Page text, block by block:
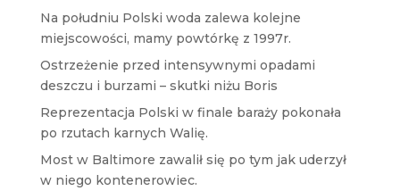
Na południu Polski woda zalewa kolejne
miejscowości, mamy powtórkę z 1997r.
Ostrzeżenie przed intensywnymi opadami
deszczu i burzami – skutki niżu Boris
Reprezentacja Polski w finale baraży pokonała
po rzutach karnych Walię.
Most w Baltimore zawalił się po tym jak uderzył
w niego kontenerowiec.